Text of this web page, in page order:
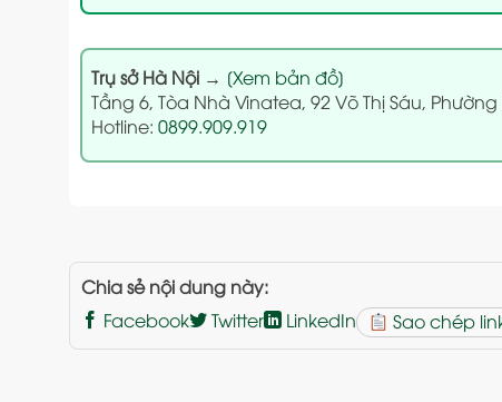
Trụ sở Hà Nội→ [Xem bản đồ]
Tầng 6, Tòa Nhà Vinatea, 92 Võ Thị Sáu, Phường
Hotline: 0899.909.919
Chia sẻ nội dung này:
Facebook
Twitter LinkedIn Sao chép